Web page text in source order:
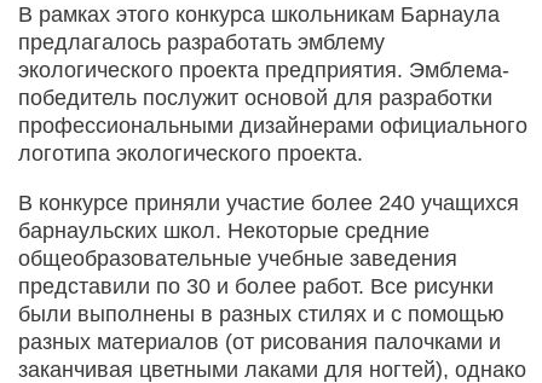
В рамках этого конкурса школьникам Барнаула
предлагалось разработать эмблему
экологического проекта предприятия. Эмблема-
победитель послужит основой для разработки
профессиональными дизайнерами официального
логотипа экологического проекта.
В конкурсе приняли участие более 240 учащихся
барнаульских школ. Некоторые средние
общеобразовательные учебные заведения
представили по 30 и более работ. Все рисунки
были выполнены в разных стилях и с помощью
разных материалов (от рисования палочками и
заканчивая цветными лаками для ногтей), однако